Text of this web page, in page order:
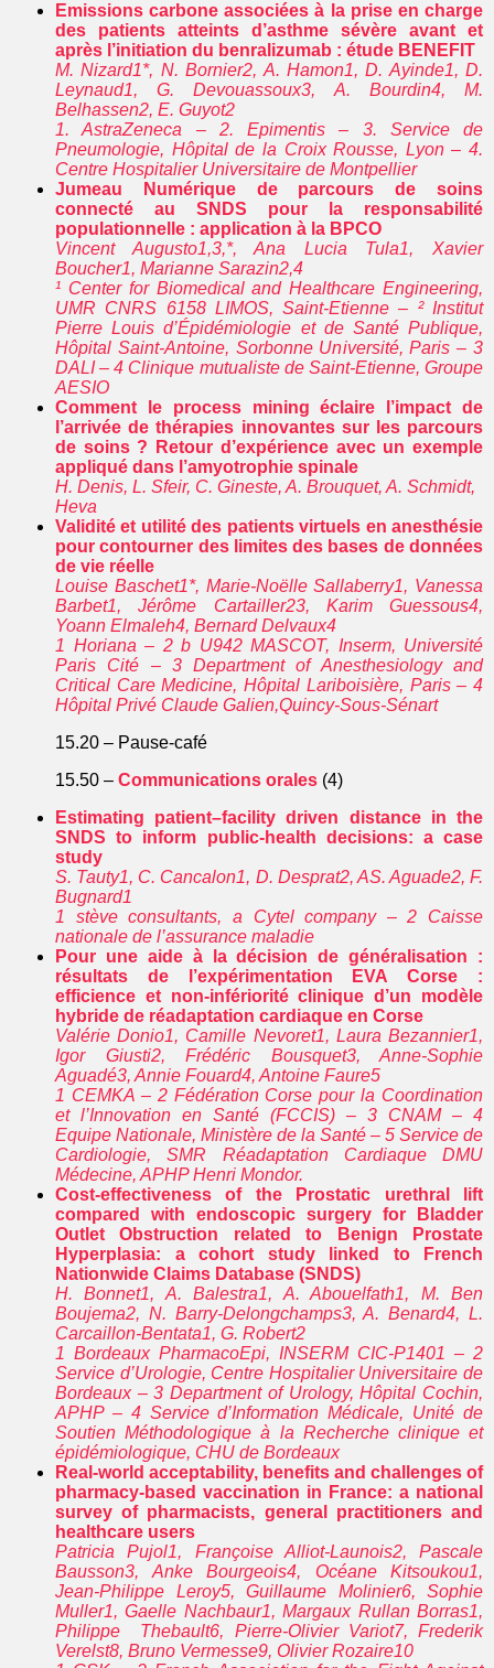
Emissions carbone associées à la prise en charge
des patients atteints d’asthme sévère avant et
après l’initiation du benralizumab : étude BENEFIT
M. Nizard1*, N. Bornier2, A. Hamon1, D. Ayinde1, D.
Leynaud1, G. Devouassoux3, A. Bourdin4, M.
Belhassen2, E. Guyot2
1. AstraZeneca – 2. Epimentis – 3. Service de
Pneumologie, Hôpital de la Croix Rousse, Lyon – 4.
Centre Hospitalier Universitaire de Montpellier
Jumeau Numérique de parcours de soins
connecté au SNDS pour la responsabilité
populationnelle : application à la BPCO
Vincent Augusto1,3,*, Ana Lucia Tula1, Xavier
Boucher1, Marianne Sarazin2,4
¹ Center for Biomedical and Healthcare Engineering,
UMR CNRS 6158 LIMOS, Saint-Etienne – ² Institut
Pierre Louis d’Épidémiologie et de Santé Publique,
Hôpital Saint-Antoine, Sorbonne Université, Paris – 3
DALI – 4 Clinique mutualiste de Saint-Etienne, Groupe
AESIO
Comment le process mining éclaire l’impact de
l’arrivée de thérapies innovantes sur les parcours
de soins ? Retour d’expérience avec un exemple
appliqué dans l’amyotrophie spinale
H. Denis, L. Sfeir, C. Gineste, A. Brouquet, A. Schmidt,
Heva
Validité et utilité des patients virtuels en anesthésie
pour contourner des limites des bases de données
de vie réelle
Louise Baschet1*, Marie-Noëlle Sallaberry1, Vanessa
Barbet1, Jérôme Cartailler23, Karim Guessous4,
Yoann Elmaleh4, Bernard Delvaux4
1 Horiana – 2 b U942 MASCOT, Inserm, Université
Paris Cité – 3 Department of Anesthesiology and
Critical Care Medicine, Hôpital Lariboisière, Paris – 4
Hôpital Privé Claude Galien,Quincy-Sous-Sénart
15.20 – Pause-café
15.50 – Communications orales (4)
Estimating patient–facility driven distance in the
SNDS to inform public-health decisions: a case
study
S. Tauty1, C. Cancalon1, D. Desprat2, AS. Aguade2, F.
Bugnard1
1 stève consultants, a Cytel company – 2 Caisse
nationale de l’assurance maladie
Pour une aide à la décision de généralisation :
résultats de l’expérimentation EVA Corse :
efficience et non-infériorité clinique d’un modèle
hybride de réadaptation cardiaque en Corse
Valérie Donio1, Camille Nevoret1, Laura Bezannier1,
Igor Giusti2, Frédéric Bousquet3, Anne-Sophie
Aguadé3, Annie Fouard4, Antoine Faure5
1 CEMKA – 2 Fédération Corse pour la Coordination
et l’Innovation en Santé (FCCIS) – 3 CNAM – 4
Equipe Nationale, Ministère de la Santé – 5 Service de
Cardiologie, SMR Réadaptation Cardiaque DMU
Médecine, APHP Henri Mondor.
Cost-effectiveness of the Prostatic urethral lift
compared with endoscopic surgery for Bladder
Outlet Obstruction related to Benign Prostate
Hyperplasia: a cohort study linked to French
Nationwide Claims Database (SNDS)
H. Bonnet1, A. Balestra1, A. Abouelfath1, M. Ben
Boujema2, N. Barry-Delongchamps3, A. Benard4, L.
Carcaillon-Bentata1, G. Robert2
1 Bordeaux PharmacoEpi, INSERM CIC-P1401 – 2
Service d’Urologie, Centre Hospitalier Universitaire de
Bordeaux – 3 Department of Urology, Hôpital Cochin,
APHP – 4 Service d’Information Médicale, Unité de
Soutien Méthodologique à la Recherche clinique et
épidémiologique, CHU de Bordeaux
Real-world acceptability, benefits and challenges of
pharmacy-based vaccination in France: a national
survey of pharmacists, general practitioners and
healthcare users
Patricia Pujol1, Françoise Alliot-Launois2, Pascale
Bausson3, Anke Bourgeois4, Océane Kitsoukou1,
Jean-Philippe Leroy5, Guillaume Molinier6, Sophie
Muller1, Gaelle Nachbaur1, Margaux Rullan Borras1,
Philippe Thebault6, Pierre-Olivier Variot7, Frederik
Verelst8, Bruno Vermesse9, Olivier Rozaire10